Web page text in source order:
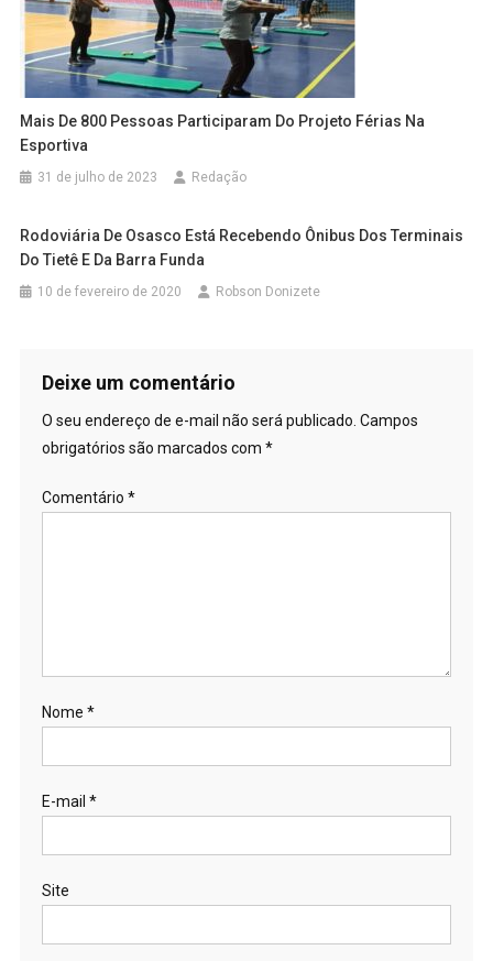
Mais De 800 Pessoas Participaram Do Projeto Férias Na
Esportiva
31 de julho de 2023 Redação
Rodoviária De Osasco Está Recebendo Ônibus Dos Terminais
Do Tietê E Da Barra Funda
10 de fevereiro de 2020 Robson Donizete
Deixe um comentário
O seu endereço de e-mail não será publicado. Campos
obrigatórios são marcados com *
Comentário *
Nome *
E-mail *
Site